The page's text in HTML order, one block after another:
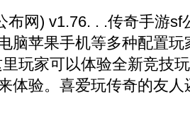
布网) v1.76. . .传奇手游sf
脑苹果手机等多种配置
玩家可以体验全新竞技
体验。喜爱玩传奇的友